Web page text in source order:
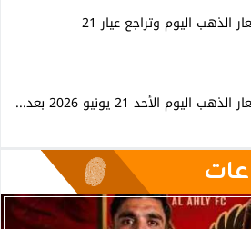
الذهب اليوم وتراجع عيار 21
اليوم الأحد 21 يونيو 2026 بعد...